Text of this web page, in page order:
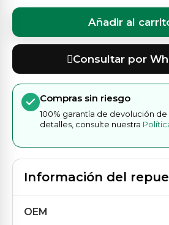
Añadir al
Consultar por
Compras sin riesgo
100% garantía de devolución de
detalles, consulte nuestra
Información del
OEM